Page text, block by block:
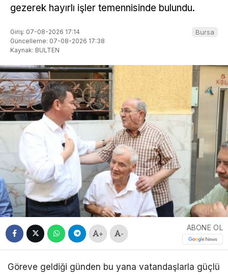
gezerek hayırlı işler temennisinde bulundu.
Giriş: 07-08-2026 17:14
Güncelleme: 07-08-2026 17:38
Kaynak: BULTEN
Bursa
+ -
ABONE OL
Göreve geldiği günden bu yana vatandaşlarla güçlü